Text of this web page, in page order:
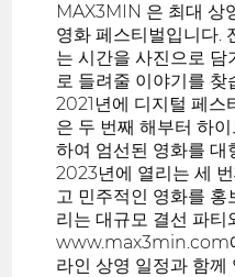
MAX3MIN 은 최대 상
영화 페스티벌입니다.
는 시간을 사진으로 담
로 들려줄 이야기를 찾
2021년에 디지털 페스
은 두 번째 해부터 하
하여 엄선된 영화를 대
2023년에 열리는 세
고 민주적인 영화를 홍
리는 대규모 결선 파티
www.max3min.com
라인 상영 일정과 함께